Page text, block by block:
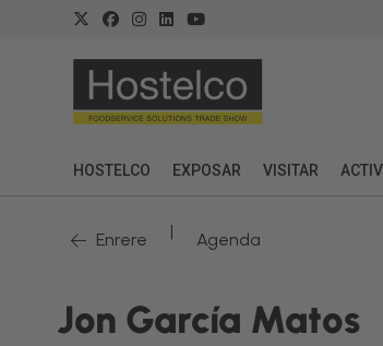
HOSTELCO EXPOSAR VISITAR
Enrere | Agenda
Jon García Matos